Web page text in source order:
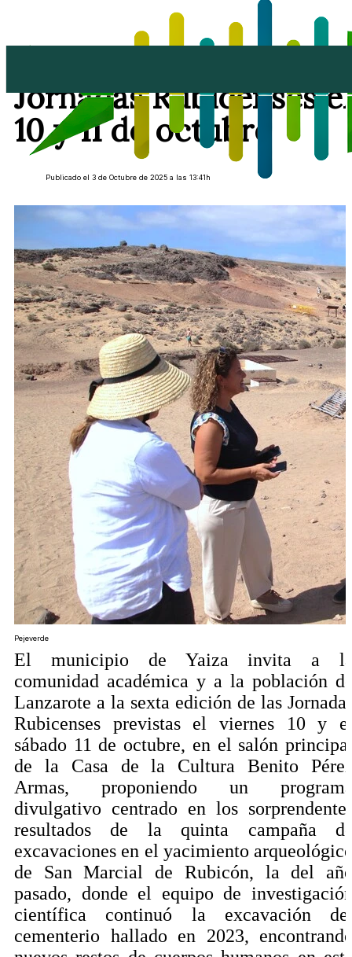
Jornadas Rubicenses el
10 y 11 de octubre
Publicado el 3 de Octubre de 2025 a las 13:41h
Pejeverde
El municipio de Yaiza invita a
comunidad académica y a la población
Lanzarote a la sexta edición de las
Rubicenses previstas el viernes 10 y
sábado 11 de octubre, en el salón
de la Casa de la Cultura Benito
Armas, proponiendo un
divulgativo centrado en los
resultados de la quinta campaña
excavaciones en el yacimiento
de San Marcial de Rubicón, la del
pasado, donde el equipo de
científica continuó la excavación
cementerio hallado en 2023,